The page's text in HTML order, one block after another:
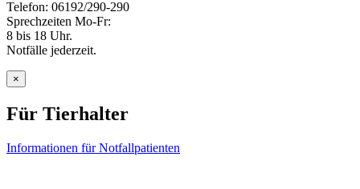
Telefon: 06192/290-290
Sprechzeiten Mo-Fr:
8 bis 18 Uhr.
Notfälle jederzeit.
×
Für Tierhalter
Informationen für Notfallpatienten